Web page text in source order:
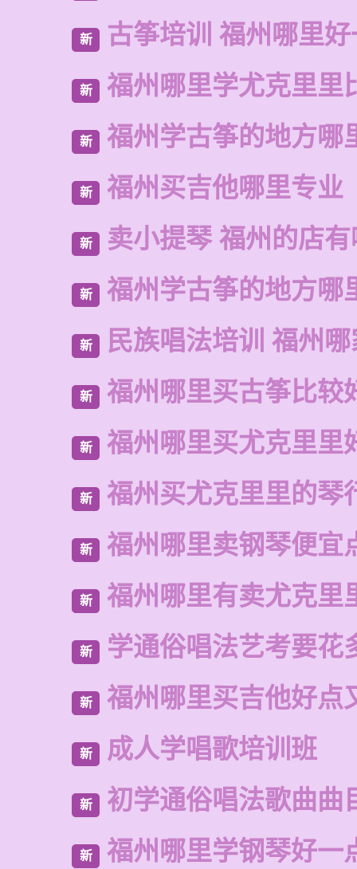
新 古筝培训 福州哪里
新 福州哪里学尤克里里
新 福州学古筝的地方哪
新 福州买吉他哪里专业
新 卖小提琴 福州的店
新 福州学古筝的地方哪
新 民族唱法培训 福州
新 福州哪里买古筝比较
新 福州哪里买尤克里里
新 福州买尤克里里的琴
新 福州哪里卖钢琴便宜
新 福州哪里有卖尤克里
新 学通俗唱法艺考要花
新 福州哪里买吉他好点
新 成人学唱歌培训班
新 初学通俗唱法歌曲曲
新 福州哪里学钢琴好一